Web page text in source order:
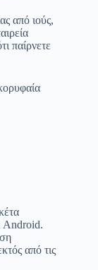
από ιούς,
παίρνετε
Android.
από τις